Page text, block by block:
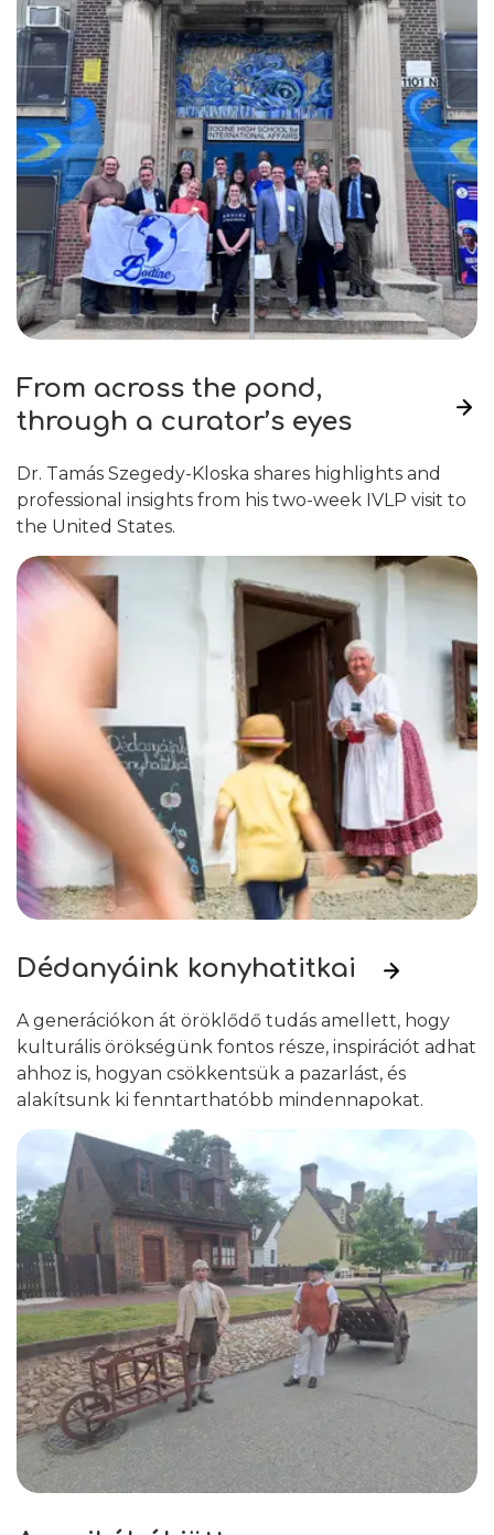
From across the pond,
through a curator’s eyes
Dr. Tamás Szegedy-Kloska shares highlights and
professional insights from his two-week IVLP visit to
the United States.
Dédanyáink konyhatitkai
A generációkon át öröklődő tudás amellett, hogy
kulturális örökségünk fontos része, inspirációt adhat
ahhoz is, hogyan csökkentsük a pazarlást, és
alakítsunk ki fenntarthatóbb mindennapokat.